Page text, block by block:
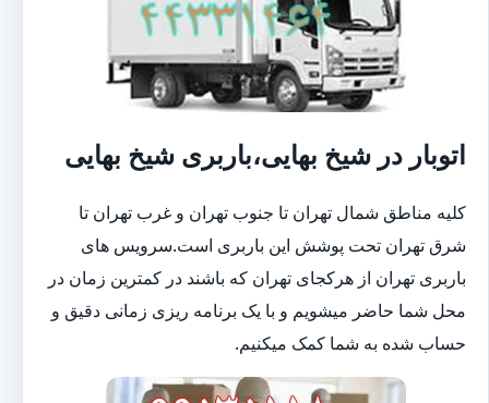
اتوبار در شیخ بهایی،باربری شیخ بهایی
کلیه مناطق شمال تهران تا جنوب تهران و غرب تهران تا
شرق تهران تحت پوشش این باربری است.سرویس های
باربری تهران از هرکجای تهران که باشند در کمترین زمان در
محل شما حاضر میشویم و با یک برنامه ریزی زمانی دقیق و
حساب شده به شما کمک میکنیم.